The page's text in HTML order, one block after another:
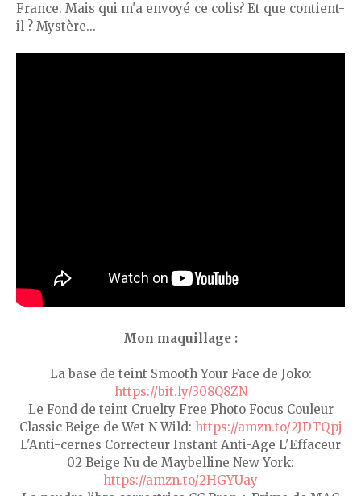
France. Mais qui m'a envoyé ce colis? Et que contient-
il ? Mystère...
Mon maquillage :
La base de teint Smooth Your Face de Joko:
https://bit.ly/308Q8ZN
Le Fond de teint Cruelty Free Photo Focus Couleur
Classic Beige de Wet N Wild: https://amzn.to/2JDTQpj
L'Anti-cernes Correcteur Instant Anti-Age L'Effaceur
02 Beige Nu de Maybelline New York:
https://amzn.to/2HGYUay